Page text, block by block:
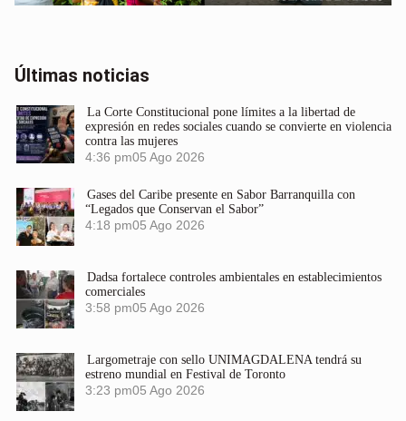
Últimas noticias
La Corte Constitucional pone límites a la libertad de
expresión en redes sociales cuando se convierte en violencia
contra las mujeres
4:36 pm05 Ago 2026
Gases del Caribe presente en Sabor Barranquilla con
“Legados que Conservan el Sabor”
4:18 pm05 Ago 2026
Dadsa fortalece controles ambientales en establecimientos
comerciales
3:58 pm05 Ago 2026
Largometraje con sello UNIMAGDALENA tendrá su
estreno mundial en Festival de Toronto
3:23 pm05 Ago 2026